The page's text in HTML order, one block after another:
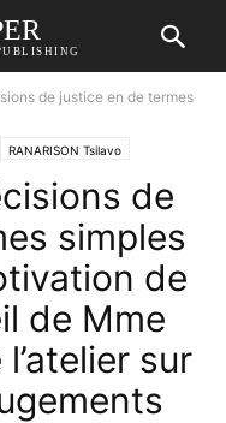
de justice en de termes
RANARISON Tsilavo
de
simples
de
de Mme
sur